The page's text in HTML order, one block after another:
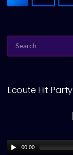
FOR:
Ecoute Hit Party
00:00